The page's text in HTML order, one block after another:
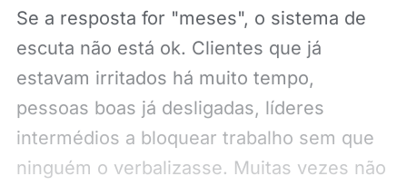
Se a resposta for "meses", o sistema de
escuta não está ok. Clientes que já
estavam irritados há muito tempo,
pessoas boas já desligadas, líderes
intermédios a bloquear trabalho sem que
ninguém o verbalizasse. Muitas vezes não